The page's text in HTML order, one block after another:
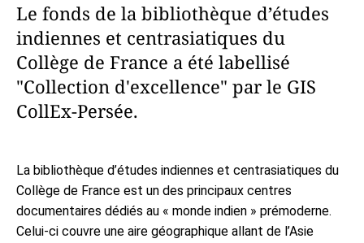
Le fonds de la bibliothèque d’études
indiennes et centrasiatiques du
Collège de France a été labellisé
"Collection d'excellence" par le GIS
CollEx-Persée.
La bibliothèque d’études indiennes et centrasiatiques du
Collège de France est un des principaux centres
documentaires dédiés au « monde indien » prémoderne.
Celui-ci couvre une aire géographique allant de l’Asie